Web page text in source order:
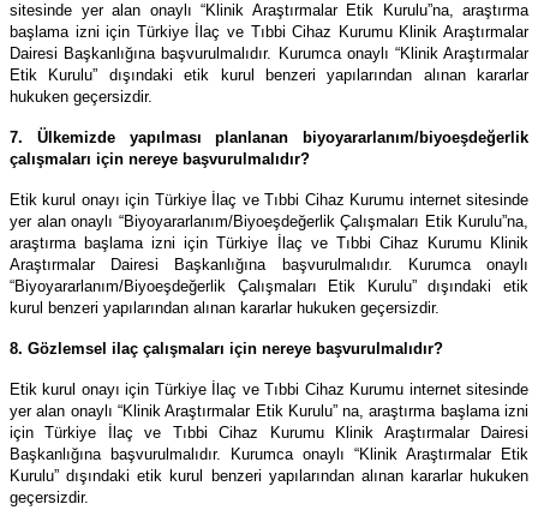
sitesinde yer alan onaylı “Klinik Araştırmalar Etik Kurulu”na, araştırma
başlama izni için Türkiye İlaç ve Tıbbi Cihaz Kurumu Klinik Araştırmalar
Dairesi Başkanlığına başvurulmalıdır. Kurumca onaylı “Klinik Araştırmalar
Etik Kurulu” dışındaki etik kurul benzeri yapılarından alınan kararlar
hukuken geçersizdir.
7. Ülkemizde yapılması planlanan biyoyararlanım/biyoeşdeğerlik
çalışmaları için nereye başvurulmalıdır?
Etik kurul onayı için Türkiye İlaç ve Tıbbi Cihaz Kurumu internet sitesinde
yer alan onaylı “Biyoyararlanım/Biyoeşdeğerlik Çalışmaları Etik Kurulu”na,
araştırma başlama izni için Türkiye İlaç ve Tıbbi Cihaz Kurumu Klinik
Araştırmalar Dairesi Başkanlığına başvurulmalıdır. Kurumca onaylı
“Biyoyararlanım/Biyoeşdeğerlik Çalışmaları Etik Kurulu” dışındaki etik
kurul benzeri yapılarından alınan kararlar hukuken geçersizdir.
8. Gözlemsel ilaç çalışmaları için nereye başvurulmalıdır?
Etik kurul onayı için Türkiye İlaç ve Tıbbi Cihaz Kurumu internet sitesinde
yer alan onaylı “Klinik Araştırmalar Etik Kurulu” na, araştırma başlama izni
için Türkiye İlaç ve Tıbbi Cihaz Kurumu Klinik Araştırmalar Dairesi
Başkanlığına başvurulmalıdır. Kurumca onaylı “Klinik Araştırmalar Etik
Kurulu” dışındaki etik kurul benzeri yapılarından alınan kararlar hukuken
geçersizdir.